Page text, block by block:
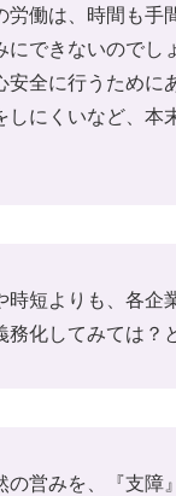
労働は、時間も手
にできないのでし
安全に行うために
しにくいなど、本
時短よりも、各企
化してみては？
の営みを、『支障